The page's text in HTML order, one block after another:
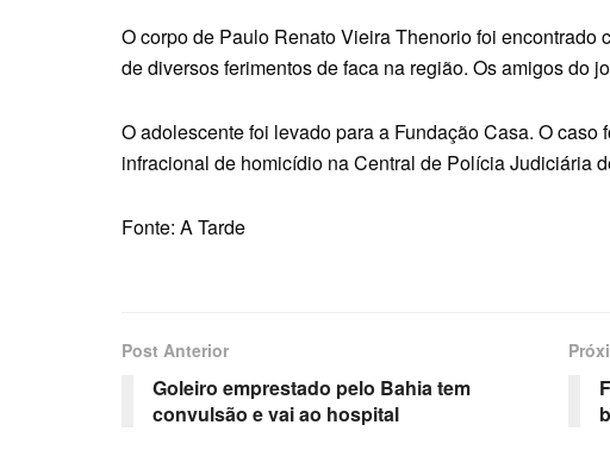
O corpo de Paulo Renato Vieira Thenorio foi encontrado
de diversos ferimentos de faca na região. Os amigos do
O adolescente foi levado para a Fundação Casa. O
infracional de homicídio na Central de Polícia Judiciária
Fonte: A Tarde
Post Anterior
Goleiro emprestado pelo Bahia tem
convulsão e vai ao hospital